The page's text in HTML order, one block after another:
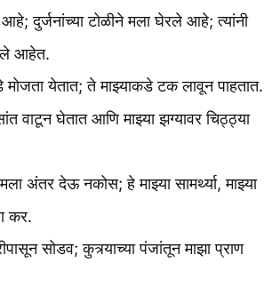
दुर्जनांच्या टोळीने मला घेरले आहे; त्यांनी
आहेत.
मोजता येतात; ते माझ्याकडे टक लावून पाहतात.
वाटून घेतात आणि माझ्या झग्यावर चिठ्ठ्या
अंतर देऊ नकोस; हे माझ्या सामर्थ्या, माझ्या
कर.
सोडव; कुत्र्याच्या पंजांतून माझा प्राण